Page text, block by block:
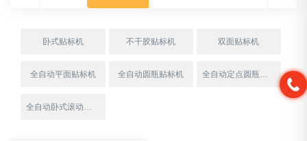
卧式贴标机 不干胶贴标机 双面贴标机
全自动平面贴标机 全自动圆瓶贴标机